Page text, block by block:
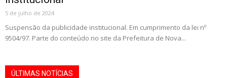
5 de julho de 2024
Suspensão da publicidade institucional. Em cumprimento da lei nº
9504/97. Parte do conteúdo no site da Prefeitura de Nova...
ÚLTIMAS NOTÍCIAS